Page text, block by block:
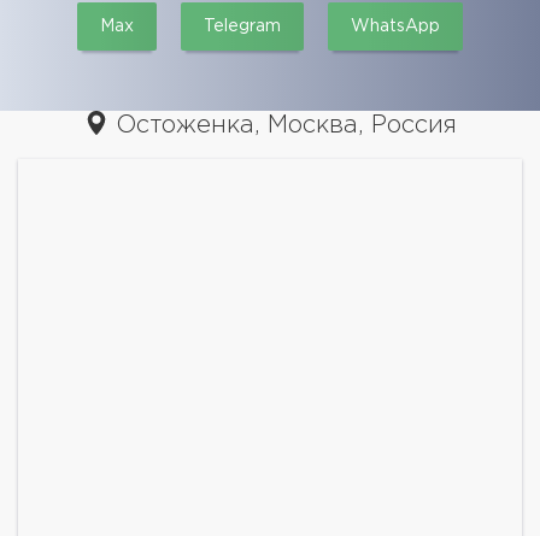
Max Telegram WhatsApp
Остоженка, Москва, Россия